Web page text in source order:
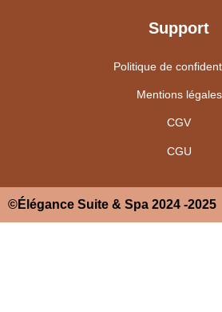
Support
Politique de
Mentions légales
CGV
CGU
©Élégance Suite & Spa 2024 -2025